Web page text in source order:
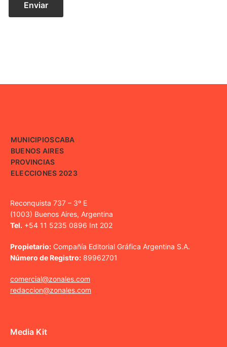
MUNICIPIOSCABA
BUENOS AIRES
PROVINCIAS
ELECCIONES 2023
Reconquista 737 – 3º E
(1003) Buenos Aires, Argentina
Tel. +54 11 5235 0896 Int 202
Propietario: Compañía Editorial Gráfica Argentina S.A.
Número de Registro: 89962701
comercial@zonales.com
redaccion@zonales.com
Media Kit